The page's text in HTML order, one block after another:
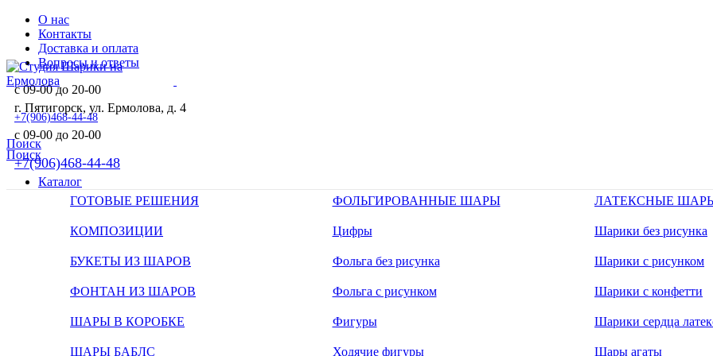
О нас
Контакты
Доставка и оплата
Вопросы и ответы
с 09-00 до 20-00
+7(906)468-44-48
Поиск
г. Пятигорск, ул. Ермолова, д. 4
с 09-00 до 20-00
+7(906)468-44-48
Поиск
Каталог
ГОТОВЫЕ РЕШЕНИЯ
КОМПОЗИЦИИ
БУКЕТЫ ИЗ ШАРОВ
ФОНТАН ИЗ ШАРОВ
ШАРЫ В КОРОБКЕ
ШАРЫ БАБЛС
ФОЛЬГИРОВАННЫЕ ШАРЫ
Цифры
Фольга без рисунка
Фольга с рисунком
Фигуры
Ходячие фигуры
ЛАТЕКСНЫЕ
Шарики без рисунка
Шарики с рисунком
Шарики с конфетти
Шарики сердца
Шары агаты